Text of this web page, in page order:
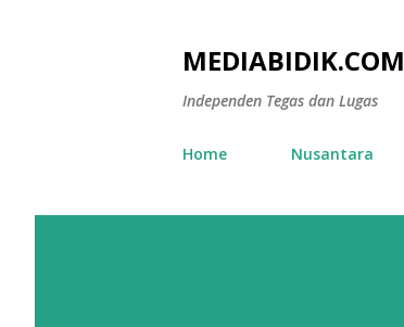
MEDIABIDIK.COM
Independen Tegas dan Lugas
Home Nusantara